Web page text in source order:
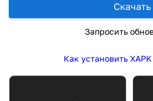
Скачать
Запросить
Как установить